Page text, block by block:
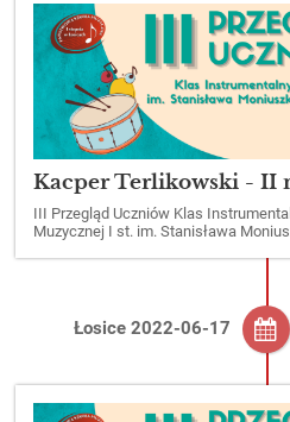
Kacper Terlikowski - II
III Przegląd Uczniów Klas
Muzycznej I st. im. Stanisława
Łosice 2022-06-17